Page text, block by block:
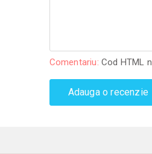
Comentariu: Cod HTML
Adauga o recenzie